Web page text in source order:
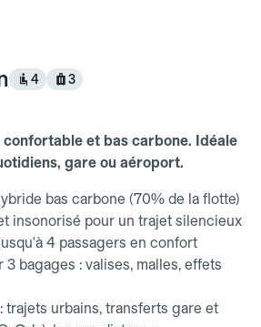
4 3
confortable et bas carbone. Idéale
gare ou aéroport.
bas carbone (70% de la flotte)
insonorisé pour un trajet silencieux
4 passagers en confort
3 bagages : valises, malles, effets
trajets urbains, transferts gare et